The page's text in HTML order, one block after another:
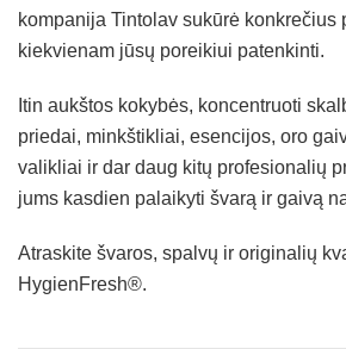
kompanija Tintolav sukūrė konkrečius
kiekvienam jūsų poreikiui patenkinti.
Itin aukštos kokybės, koncentruoti
priedai, minkštikliai, esencijos, oro
valikliai ir dar daug kitų profesionalių
jums kasdien palaikyti švarą ir gaivą
Atraskite švaros, spalvų ir originalių
HygienFresh®.